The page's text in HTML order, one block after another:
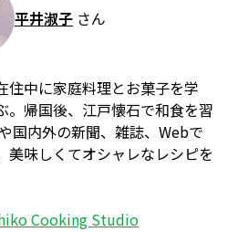
平井淑子 さん
住中に家庭料理とお菓子を学
。帰国後、江戸懐石で和食を習
国内外の新聞、雑誌、Webで
美味しくてオシャレなレシピを
Cooking Studio